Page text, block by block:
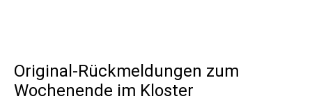
Original-Rückmeldungen zum
Wochenende im Kloster